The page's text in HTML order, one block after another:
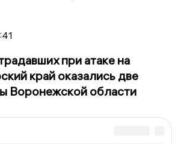
при атаке на
край оказались две
Воронежской области